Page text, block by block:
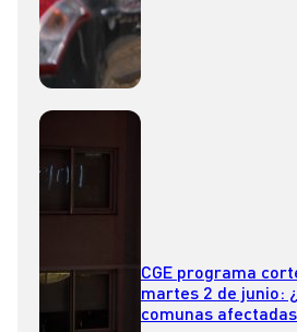
CGE programa
martes 2 de junio:
comunas